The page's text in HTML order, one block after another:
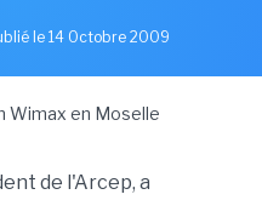
le 14 Octobre 2009
de l'Arcep, a